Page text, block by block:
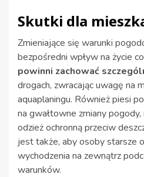
Skutki dla
Zmieniające się warunki
bezpośredni wpływ na życie
powinni zachować
drogach, zwracając uwagę na
aquaplaningu. Również piesi
na gwałtowne zmiany
odzież ochronną przeciw
jest także, aby osoby starsze
wychodzenia na zewnątrz
warunków.